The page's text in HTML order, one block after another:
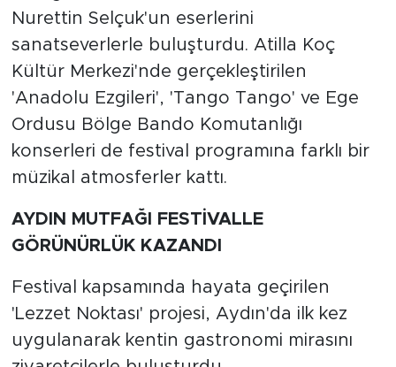
Nurettin Selçuk'un eserlerini
sanatseverlerle buluşturdu. Atilla Koç
Kültür Merkezi'nde gerçekleştirilen
'Anadolu Ezgileri', 'Tango Tango' ve Ege
Ordusu Bölge Bando Komutanlığı
konserleri de festival programına farklı bir
müzikal atmosferler kattı.
AYDIN MUTFAĞI FESTİVALLE
GÖRÜNÜRLÜK KAZANDI
Festival kapsamında hayata geçirilen
'Lezzet Noktası' projesi, Aydın'da ilk kez
uygulanarak kentin gastronomi mirasını